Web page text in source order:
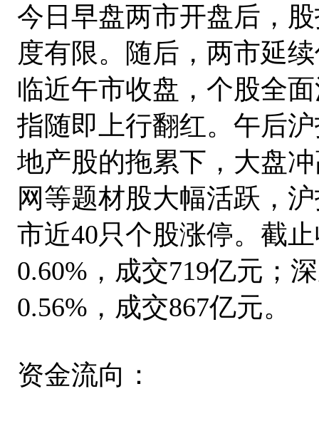
今日早盘两市开盘后，
度有限。随后，两市延
临近午市收盘，个股全
指随即上行翻红。午后
地产股的拖累下，大盘
网等题材股大幅活跃，
市近40只个股涨停。截
0.60%，成交719亿元；
0.56%，成交867亿元。
资金流向：